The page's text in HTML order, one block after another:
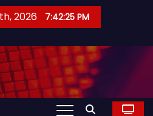
2026 7:42:26 PM